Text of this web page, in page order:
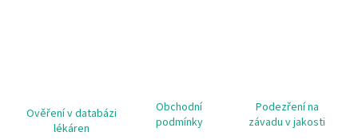
Ověření v databázi
lékáren
Obchodní
podmínky
Podezření na
závadu v jakosti